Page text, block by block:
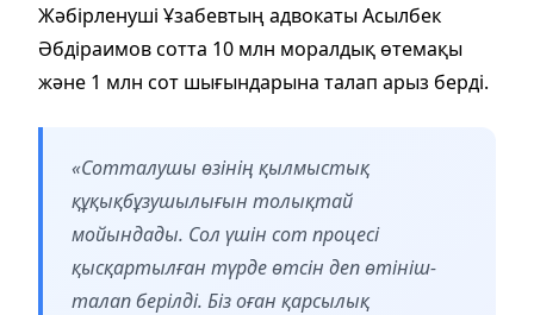
Жәбірленуші Ұзабевтың адвокаты Асылбек
Әбдіраимов сотта 10 млн моралдық өтемақы
және 1 млн сот шығындарына талап арыз берді.
«Сотталушы өзінің қылмыстық
құқықбұзушылығын толықтай
мойындады. Сол үшін сот процесі
қысқартылған түрде өтсін деп өтініш-
талап берілді. Біз оған қарсылық